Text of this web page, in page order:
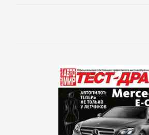
классика
Зарубежная
образовательная
литература